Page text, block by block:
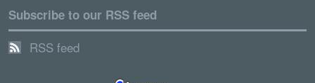
Subscribe to our RSS feed
RSS feed